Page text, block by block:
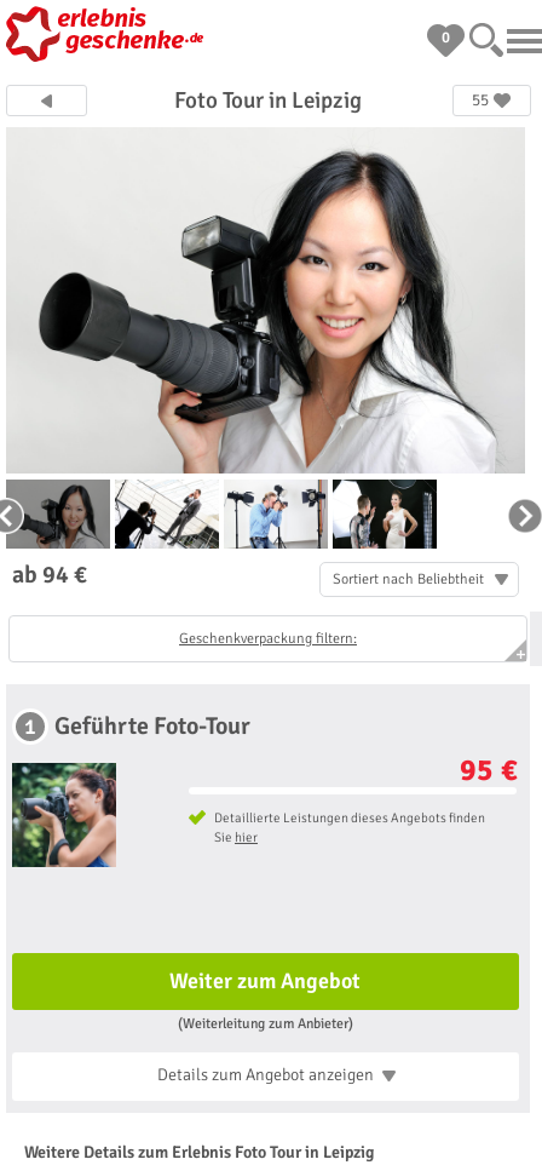
0
Foto Tour in Leipzig 55
ab 94 € Sortiert nach Beliebtheit
Geschenkverpackung filtern:
1 Geführte Foto-Tour
95 €
Detaillierte Leistungen dieses Angebots finden
Sie hier
Weiter zum Angebot
(Weiterleitung zum Anbieter)
Details zum Angebotanzeigen
Weitere Details zum Erlebnis Foto Tour in Leipzig